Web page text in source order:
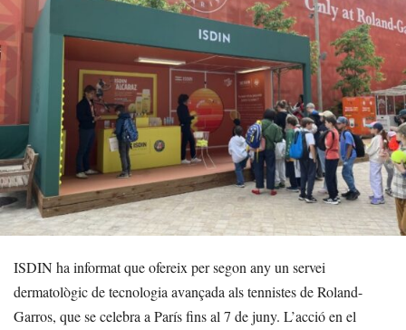
ISDIN ha informat que ofereix per segon any un servei
dermatològic de tecnologia avançada als tennistes de Roland-
Garros, que se celebra a París fins al 7 de juny. L’acció en el